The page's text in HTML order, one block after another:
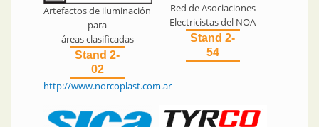
Artefactos de iluminación
para
áreas clasificadas
Stand 2-
02
http://www.norcoplast.com.ar
Red de Asociaciones
Electricistas del NOA
Stand 2-
54